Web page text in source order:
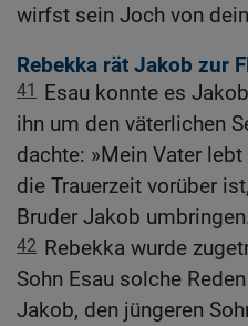
wirfst sein Joch von
Rebekka rät Jakob zur
41 Esau konnte es
ihn um den väterlichen
dachte: »Mein Vater
die Trauerzeit vorüber
Bruder Jakob
42 Rebekka wurde
Sohn Esau solche
Jakob, den jüngeren